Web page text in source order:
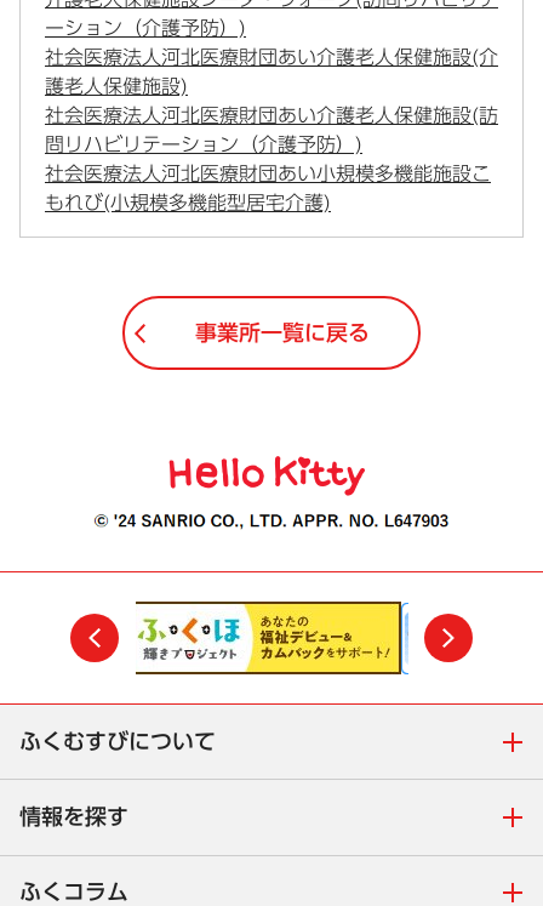
ーション（介護予防）)
社会医療法人河北医療財団あい介護老人保健施設(介
護老人保健施設)
社会医療法人河北医療財団あい介護老人保健施設(訪
問リハビリテーション（介護予防）)
社会医療法人河北医療財団あい小規模多機能施設こ
もれび(小規模多機能型居宅介護)
事業所一覧に戻る
前
ふくむすびについて
情報を探す
ふくコラム